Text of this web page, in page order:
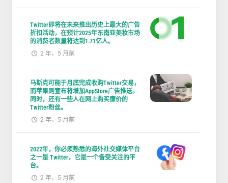
Twitter即将在未来推出历史上最大的广告
折扣活动，在预计2025年东南亚美妆市场
的消费者数量将达到1.71亿人。
2 年，5 月前
马斯克可能于月底完成收购Twitter交易，
而苹果则宣布将增加AppStore广告推送。
同时，还有一些人在网上购买廉价的
Twitter粉丝。
2 年，5 月前
2022年，你必须熟悉的海外社交媒体平台
之一是 Twitter，它是一个备受关注的平
台。
2 年，5 月前